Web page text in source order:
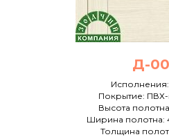
Д-
Покрытие:
Высота
Ширина полотна:
Толщина